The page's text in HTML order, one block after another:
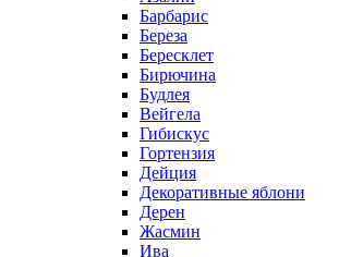
Барбарис
Береза
Бересклет
Бирючина
Будлея
Вейгела
Гибискус
Гортензия
Дейция
Декоративные яблони
Дерен
Жасмин
Ива